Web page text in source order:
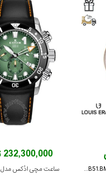
ساعت مچی لوئیس ارارد مدل 20100AB51.BMA50
232,300,000 تومان
ساعت مچی ادُکس مدل 10242TINVIN